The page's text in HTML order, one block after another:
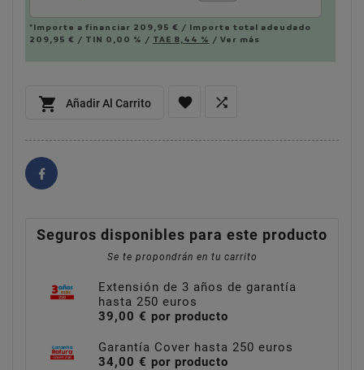
*Importe a financiar 209,95 € / Importe total adeudado
209,95 € / TIN 0,00 % / TAE 8,44 % / Ver más
 Añadir Al Carrito  
Seguros disponibles para este producto
Se te propondrán en tu carrito
Extensión de 3 años de garantía
hasta 250 euros
39,00 € por producto
Garantía Cover hasta 250 euros
34,00 € por producto